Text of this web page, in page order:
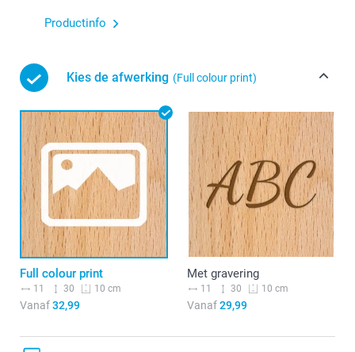
Productinfo
Kies de afwerking (Full colour print)
Full colour print
11 30 10 cm
Vanaf32,99
Met gravering
11 30 10 cm
Vanaf29,99